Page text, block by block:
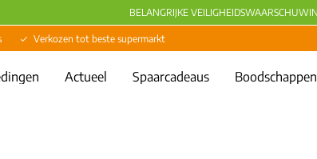
BELANGRIJKE
Verkozen tot beste supermarkt
Actueel Spaarcadeaus